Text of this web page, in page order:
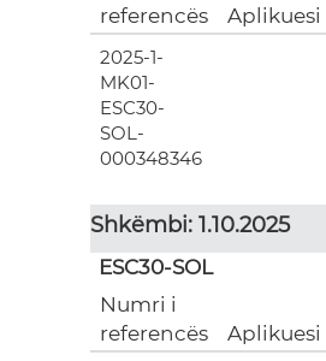
referencës
Aplikuesi
2025-1-
MK01-
ESC30-
SOL-
000348346
Shkëmbi: 1.10.2025
ESC30-SOL
Numri i
referencës
Aplikuesi